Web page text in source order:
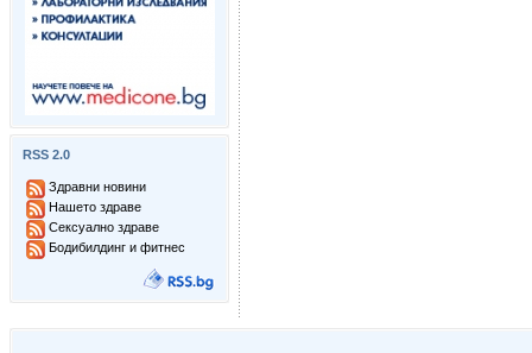
RSS 2.0
Здравни новини
Нашето здраве
Сексуално здраве
Бодибилдинг и фитнес